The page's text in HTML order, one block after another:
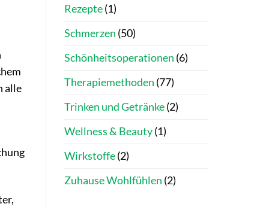
alle
Rezepte(1)
Schmerzen (50)
Schönheitsoperationen (6)
Therapiemethoden (77)
Trinken und Getränke(2)
Wellness & Beauty(1)
Wirkstoffe(2)
Zuhause Wohlfühlen (2)